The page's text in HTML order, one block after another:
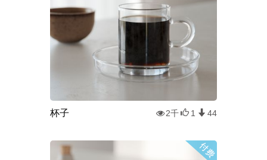
杯子 2千 1 44